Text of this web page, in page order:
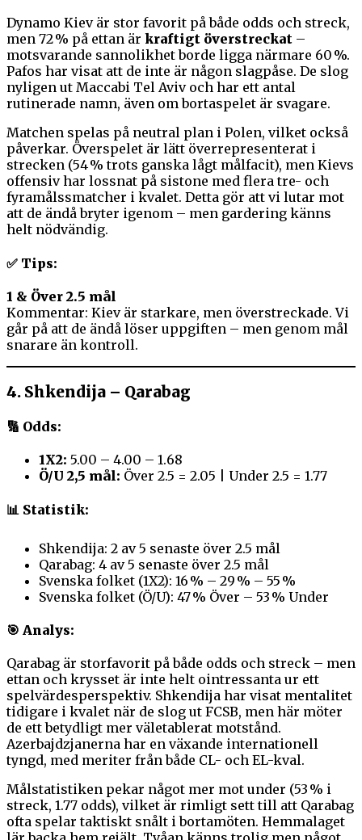
Dynamo Kiev är stor favorit på både odds och streck,
men 72 % på ettan är kraftigt överstreckat –
motsvarande sannolikhet borde ligga närmare 60 %.
Pafos har visat att de inte är någon slagpåse. De slog
nyligen ut Maccabi Tel Aviv och har ett antal
rutinerade namn, även om bortaspelet är svagare.
Matchen spelas på neutral plan i Polen, vilket också
påverkar. Överspelet är lätt överrepresenterat i
strecken (54 % trots ganska lågt målfacit), men Kievs
offensiv har lossnat på sistone med flera tre- och
fyramålssmatcher i kvalet. Detta gör att vi lutar mot
att de ändå bryter igenom – men gardering känns
helt nödvändig.
✅ Tips:
1 & Över 2.5 mål
Kommentar: Kiev är starkare, men överstreckade. Vi
går på att de ändå löser uppgiften – men genom mål
snarare än kontroll.
4. Shkendija – Qarabag
🔢 Odds:
1X2: 5.00 – 4.00 – 1.68
Ö/U 2,5 mål: Över 2.5 = 2.05 | Under 2.5 = 1.77
📊 Statistik:
Shkendija: 2 av 5 senaste över 2.5 mål
Qarabag: 4 av 5 senaste över 2.5 mål
Svenska folket (1X2): 16 % – 29 % – 55 %
Svenska folket (Ö/U): 47 % Över – 53 % Under
🎯 Analys:
Qarabag är storfavorit på både odds och streck – men
ettan och krysset är inte helt ointressanta ur ett
spelvärdesperspektiv. Shkendija har visat mentalitet
tidigare i kvalet när de slog ut FCSB, men här möter
de ett betydligt mer väletablerat motstånd.
Azerbajdzjanerna har en växande internationell
tyngd, med meriter från både CL- och EL-kval.
Målstatistiken pekar något mer mot under (53 % i
streck, 1.77 odds), vilket är rimligt sett till att Qarabag
ofta spelar taktiskt snålt i bortamöten. Hemmalaget